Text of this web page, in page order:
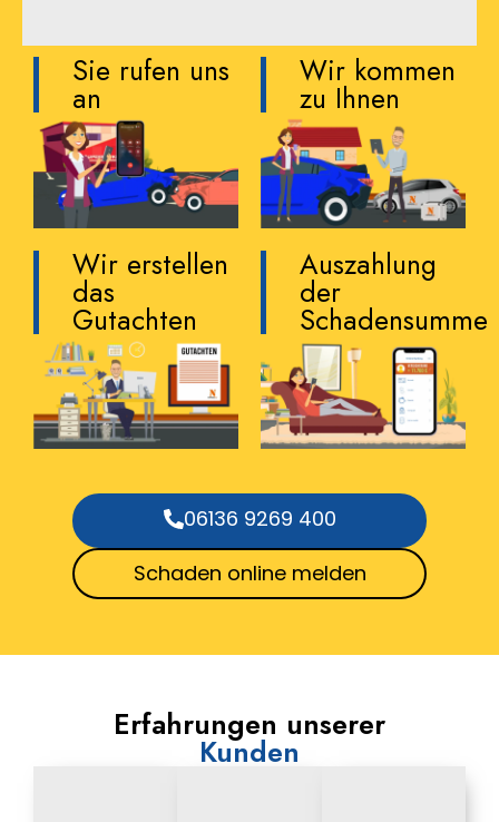
Sie rufen uns
an
Wir kommen
zu Ihnen
Wir erstellen
das
Gutachten
Auszahlung
der
Schadensumme
06136 9269 400
Schaden online melden
Erfahrungen unserer
Kunden